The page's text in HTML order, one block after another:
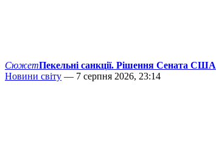
СюжетПекельні санкції. Рішення Сената США
Новини світу — 7 серпня 2026, 23:14